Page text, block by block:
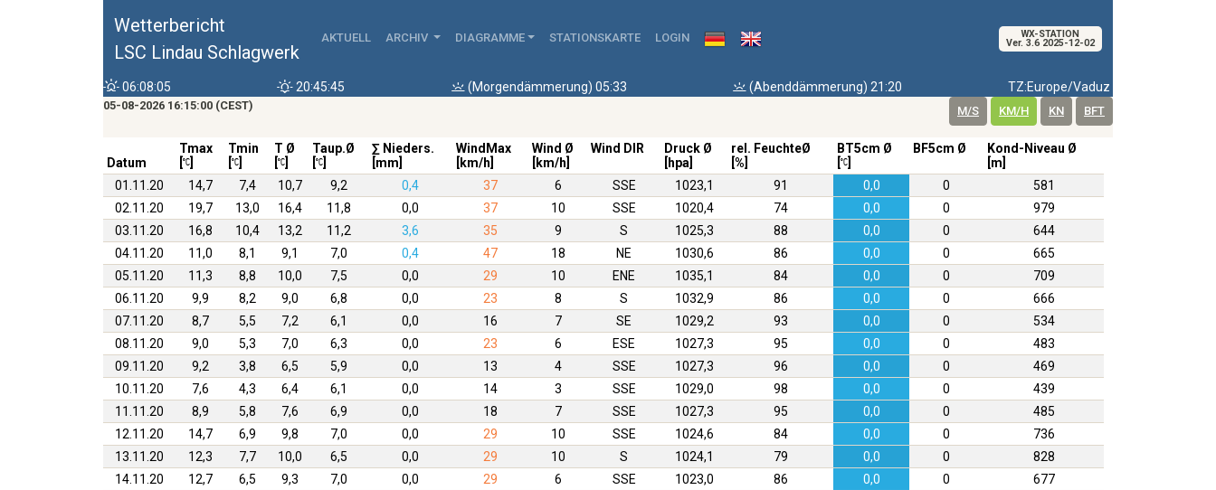
Wetterbericht
LSC Lindau Schlagwerk
AKTUELL ARCHIV DIAGRAMME STATIONSKARTE LOGIN WX-STATION
Ver. 3.6 2025-12-02
06:08:05 20:45:45 (Morgendämmerung) 05:33 (Abenddämmerung) 21:20 TZ:Europe/Vaduz
05-08-2026 16:15:00 (CEST) M/S KM/H KN BFT
Datum
Tmax
Tmin
T Ø
Taup.Ø
∑ Nieders.
[mm]
WindMax
[km/h]
Wind Ø
[km/h]
Wind DIR
Druck Ø
[hpa]
rel. FeuchteØ
[%]
BT5cm Ø
BF5cm Ø
Kond-Niveau Ø
[m]
01.11.20
14,7 7,4 10,7 9,2 0,4 37 6 SSE 1023,1 91 0,0 0
581
02.11.20
19,7 13,0 16,4 11,8 0,0 37 10 SSE 1020,4 74 0,0 0
979
03.11.20
16,8 10,4 13,2 11,2 3,6 35 9 S 1025,3 88 0,0 0
644
04.11.20
11,0 8,1 9,1 7,0 0,4 47 18 NE 1030,6 86 0,0 0
665
05.11.20
11,3 8,8 10,0 7,5 0,0 29 10 ENE 1035,1 84 0,0 0
709
06.11.20
9,9 8,2 9,0 6,8 0,0 23 8 S 1032,9 86 0,0 0
666
07.11.20
8,7 5,5 7,2 6,1 0,0 16 7 SE 1029,2 93 0,0 0
534
08.11.20
9,0 5,3 7,0 6,3 0,0 23 6 ESE 1027,3 95 0,0 0
483
09.11.20
9,2 3,8 6,5 5,9 0,0 13 4 SSE 1027,3 96 0,0 0
469
10.11.20
7,6 4,3 6,4 6,1 0,0 14 3 SSE 1029,0 98 0,0 0
439
11.11.20
8,9 5,8 7,6 6,9 0,0 18 7 SSE 1027,3 95 0,0 0
485
12.11.20
14,7 6,9 9,8 7,0 0,0 29 10 SSE 1024,6 84 0,0 0
736
13.11.20
12,3 7,7 10,0 6,5 0,0 29 10 S 1024,1 79 0,0 0
828
14.11.20
12,7 6,5 9,3 7,0 0,0 29 6 SSE 1023,0 86 0,0 0
677